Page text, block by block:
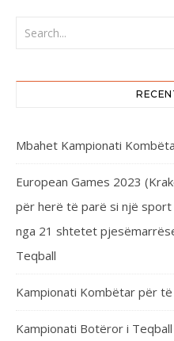
Mbahet Kampionati
European Games 2023
për herë të parë si një sport
nga 21 shtetet
Teqball
Kampionati Kombëtar për
Kampionati Botëror i